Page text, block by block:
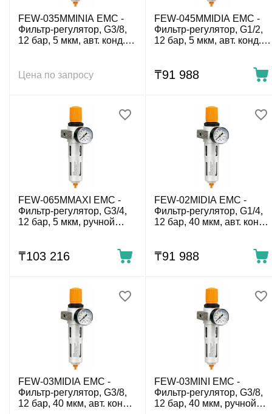
FEW-035MMINIA EMC -
Фильтр-регулятор, G3/8,
12 бар, 5 мкм, авт. конд.-
Цена по запросу
FEW-045MMIDIA EMC -
Фильтр-регулятор, G1/2,
12 бар, 5 мкм, авт. конд.-
₸91 988
FEW-065MMAXI EMC -
Фильтр-регулятор, G3/4,
12 бар, 5 мкм, ручной
₸103 216
FEW-02MIDIA EMC -
Фильтр-регулятор, G1/4,
12 бар, 40 мкм, авт. конд.-
₸91 988
FEW-03MIDIA EMC -
Фильтр-регулятор, G3/8,
12 бар, 40 мкм, авт. конд.-
FEW-03MINI EMC -
Фильтр-регулятор, G3/8,
12 бар, 40 мкм, ручной